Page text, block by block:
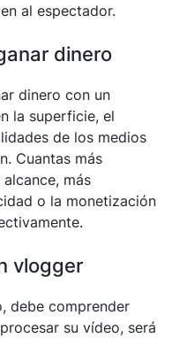
al espectador.
dinero
dinero con un
la superficie, el
de los medios
Cuantas más
más
o la monetización
vlogger
debe comprender
su vídeo, será